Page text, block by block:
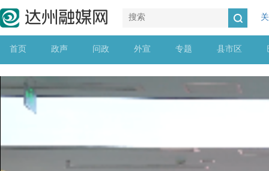
首页 政声 问政 外宣 专题 县市区